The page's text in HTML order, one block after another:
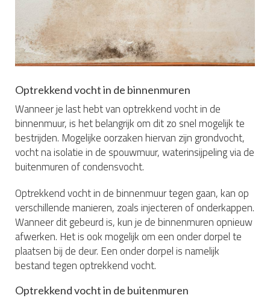
Optrekkend vocht in de binnenmuren
Wanneer je last hebt van optrekkend vocht in de
binnenmuur, is het belangrijk om dit zo snel mogelijk te
bestrijden. Mogelijke oorzaken hiervan zijn grondvocht,
vocht na isolatie in de spouwmuur, waterinsijpeling via de
buitenmuren of condensvocht.
Optrekkend vocht in de binnenmuur tegen gaan, kan op
verschillende manieren, zoals injecteren of onderkappen.
Wanneer dit gebeurd is, kun je de binnenmuren opnieuw
afwerken. Het is ook mogelijk om een onder dorpel te
plaatsen bij de deur. Een onder dorpel is namelijk
bestand tegen optrekkend vocht.
Optrekkend vocht in de buitenmuren